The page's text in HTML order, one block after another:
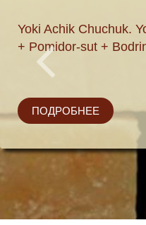
kakao, ipak.
ta'sir
Yoki Achik Chuchuk.
+ Pomidor-sut +
ПОДРОБНЕЕ